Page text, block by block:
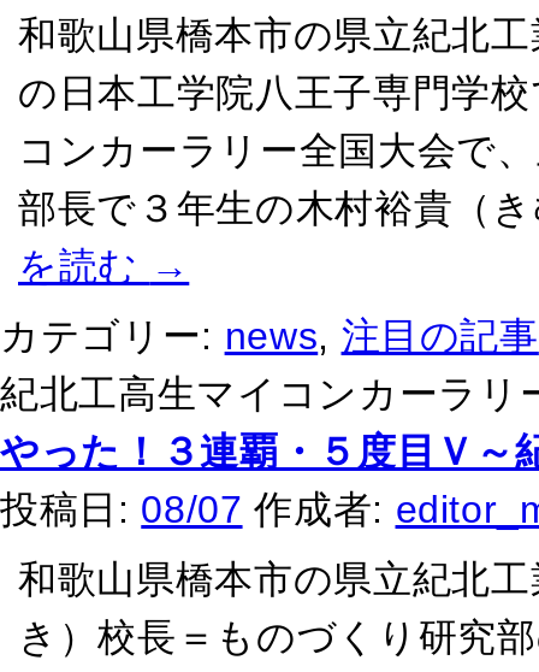
和歌山県橋本市の県立紀北
の日本工学院八王子専門学
コンカーラリー全国大会で
部長で３年生の木村裕貴（
を読む →
カテゴリー: news, 注目の記事
紀北工高生マイコンカーラリ
やった！３連覇・５度目Ｖ～
投稿日: 08/07 作成者:
和歌山県橋本市の県立紀北
き）校長＝ものづくり研究